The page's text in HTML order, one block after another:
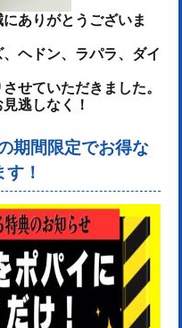
にありがとうございま
ヘドン、ラパラ、ダイ
せていただきました。
逃しなく！
期間限定でお得な
！